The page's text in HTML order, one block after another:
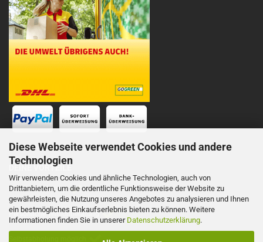
Diese Webseite verwendet Cookies und andere
Technologien
Wir verwenden Cookies und ähnliche Technologien, auch von
Drittanbietern, um die ordentliche Funktionsweise der Website zu
gewährleisten, die Nutzung unseres Angebotes zu analysieren und Ihnen
ein bestmögliches Einkaufserlebnis bieten zu können. Weitere
Informationen finden Sie in unserer Datenschutzerklärung.
DEINE VORTEILE
Schnelle Lieferung
Persönliche Telefonberatung